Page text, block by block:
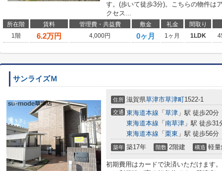
す。(歩いて徒歩3分)。こちらの物件は
クセス...
所在階 賃料 管理費・共益費 敷金 礼金
間取り
1階
6.2万円 4,000円 0ヶ月 1ヶ月 1LDK
サンライズＭ
住所 滋賀県草津市草津町1522-1
交通 東海道本線 「 草津 」駅 徒歩20分
東海道本線 「 南草津 」駅 徒歩31
東海道本線 「 栗東 」駅 徒歩56分
築年 築17年 階数 2階建 構造 軽
初期費用はカードで決済いただけます